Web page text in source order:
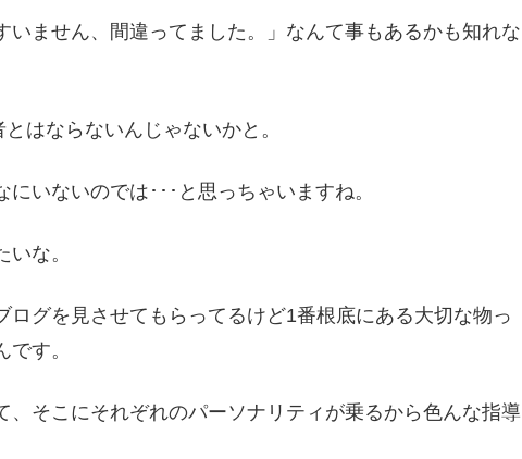
いません、間違ってました。」なんて事もあるかも知れな
はならないんじゃないかと。
いないのでは･･･と思っちゃいますね。
な。
グを見させてもらってるけど1番根底にある大切な物っ
す。
、そこにそれぞれのパーソナリティが乗るから色んな指導